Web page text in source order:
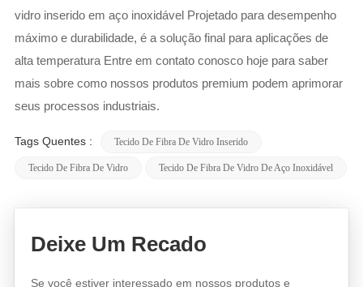
vidro inserido em aço inoxidável Projetado para desempenho
máximo e durabilidade, é a solução final para aplicações de
alta temperatura Entre em contato conosco hoje para saber
mais sobre como nossos produtos premium podem aprimorar
seus processos industriais.
Tags Quentes : Tecido De Fibra De Vidro Inserido
Tecido De Fibra De Vidro Tecido De Fibra De Vidro De Aço Inoxidável
Deixe Um Recado
Se você estiver interessado em nossos produtos e